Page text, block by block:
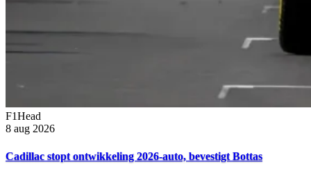
F1Head
8 aug 2026
Cadillac stopt ontwikkeling 2026-auto, bevestigt Bottas